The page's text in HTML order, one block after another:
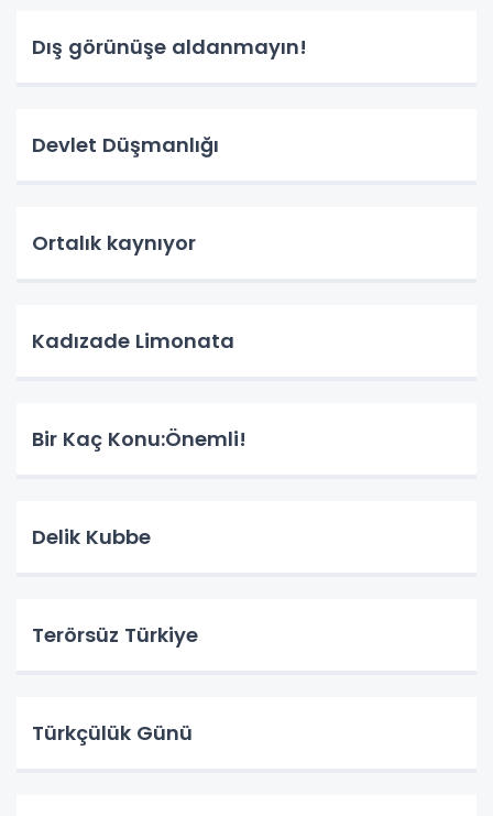
Dış görünüşe aldanmayın!
Devlet Düşmanlığı
Ortalık kaynıyor
Kadızade Limonata
Bir Kaç Konu:Önemli!
Delik Kubbe
Terörsüz Türkiye
Türkçülük Günü